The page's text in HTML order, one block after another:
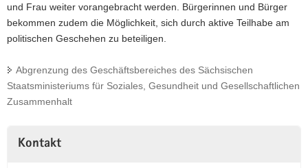
und Frau weiter vorangebracht werden. Bürgerinnen und Bürger
bekommen zudem die Möglichkeit, sich durch aktive Teilhabe am
politischen Geschehen zu beteiligen.
Abgrenzung des Geschäftsbereiches des Sächsischen
Staatsministeriums für Soziales, Gesundheit und Gesellschaftlichen
Zusammenhalt
Kontakt